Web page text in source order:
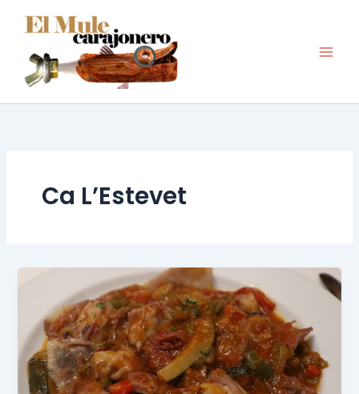
Ca L’Estevet